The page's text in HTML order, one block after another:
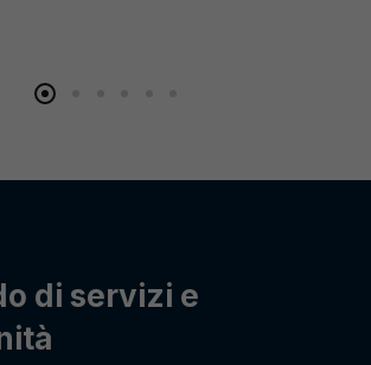
di servizi e